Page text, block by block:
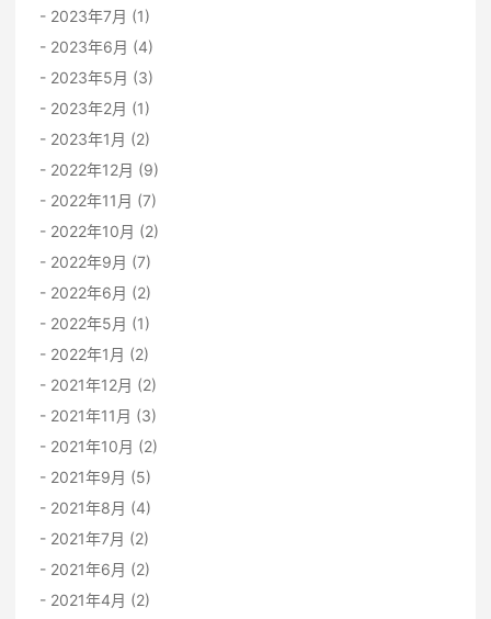
2023年7月 (1)
2023年6月 (4)
2023年5月 (3)
2023年2月 (1)
2023年1月 (2)
2022年12月 (9)
2022年11月 (7)
2022年10月 (2)
2022年9月 (7)
2022年6月 (2)
2022年5月 (1)
2022年1月 (2)
2021年12月 (2)
2021年11月 (3)
2021年10月 (2)
2021年9月 (5)
2021年8月 (4)
2021年7月 (2)
2021年6月 (2)
2021年4月 (2)